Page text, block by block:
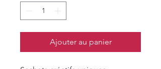
Ajouter au panier